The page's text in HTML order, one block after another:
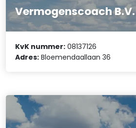
Vermogenscoach B.V.
KvK nummer: 08137126
Adres: Bloemendaallaan 36